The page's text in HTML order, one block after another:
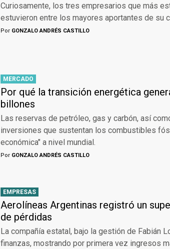
Curiosamente, los tres empresarios que más
estuvieron entre los mayores aportantes de su
Por GONZALO ANDRÉS CASTILLO
MERCADO
Por qué la transición energética
billones
Las reservas de petróleo, gas y carbón, así
inversiones que sustentan los combustibles
económica" a nivel mundial.
Por GONZALO ANDRÉS CASTILLO
EMPRESAS
Aerolíneas Argentinas registró un
de pérdidas
La compañía estatal, bajo la gestión de Fabián
finanzas, mostrando por primera vez ingresos